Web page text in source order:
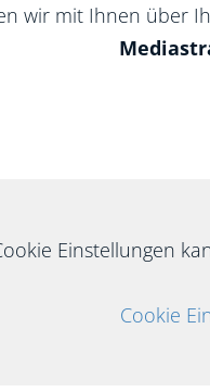
wir mit Ihnen über
Einstellungen
Cookie